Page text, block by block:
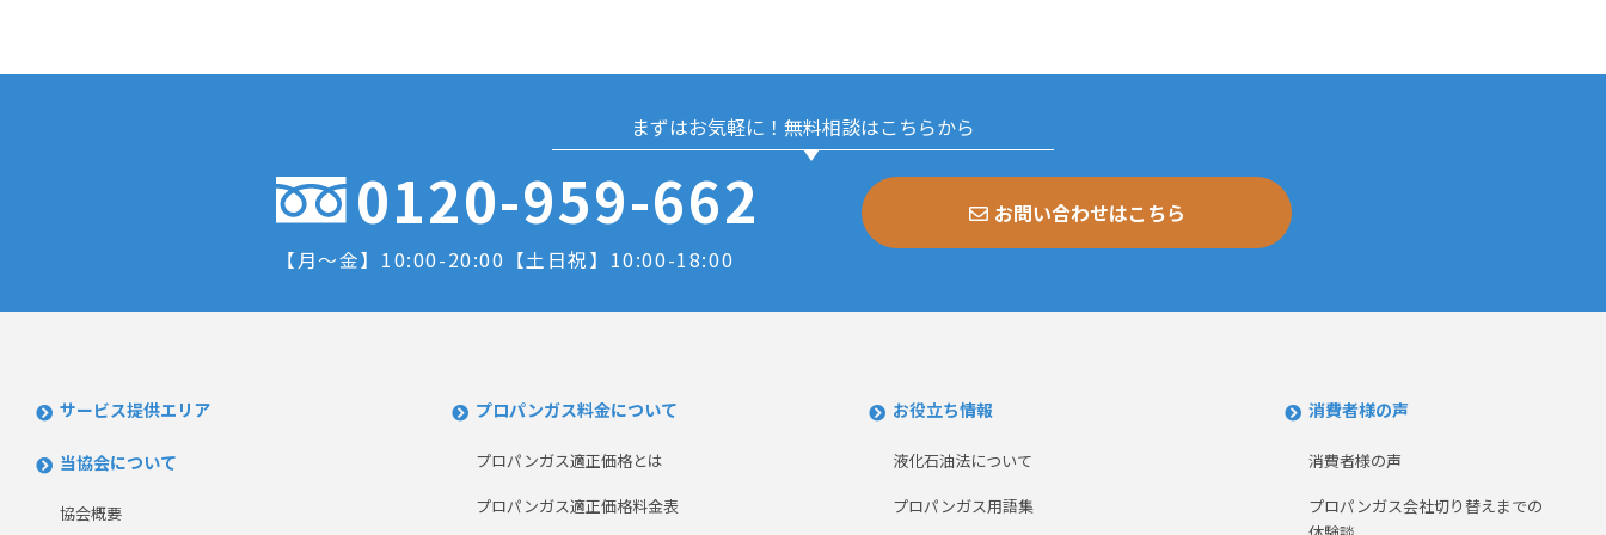
まずはお気軽に！無料相談はこちらから
0120-959-662
【月～金】10:00-20:00 【土日祝】10:00-18:00
お問い合わせはこちら
サービス提供エリア
当協会について
協会概要
プロパンガス料金について
プロパンガス適正価格とは
プロパンガス適正価格料金表
お役立ち情報
液化石油法について
プロパンガス用語集
消費者様の声
消費者様の声
プロパンガス会社切り替えまでの